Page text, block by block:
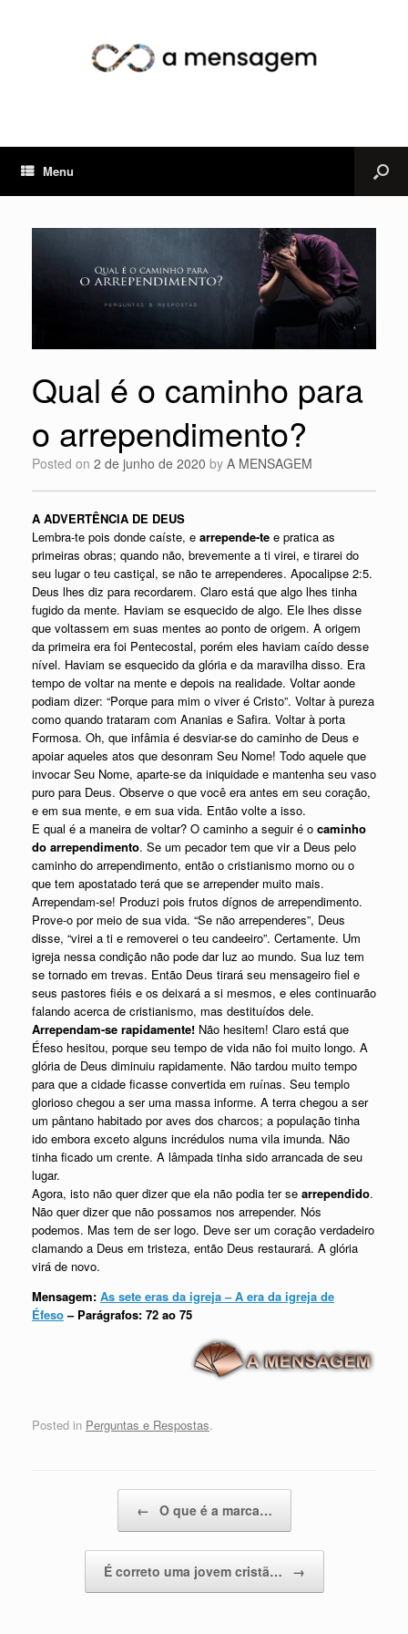
Menu
Qual é o caminho para
o arrependimento?
Posted on 2 de junho de 2020 by A MENSAGEM
A ADVERTÊNCIA DE DEUS
Lembra-te pois donde caíste, e arrepende-te e pratica as
primeiras obras; quando não, brevemente a ti virei, e tirarei do
seu lugar o teu castiçal, se não te arrependeres. Apocalipse 2:5.
Deus lhes diz para recordarem. Claro está que algo lhes tinha
fugido da mente. Haviam se esquecido de algo. Ele lhes disse
que voltassem em suas mentes ao ponto de origem. A origem
da primeira era foi Pentecostal, porém eles haviam caído desse
nível. Haviam se esquecido da glória e da maravilha disso. Era
tempo de voltar na mente e depois na realidade. Voltar aonde
podiam dizer: “Porque para mim o viver é Cristo”. Voltar à pureza
como quando trataram com Ananias e Safira. Voltar à porta
Formosa. Oh, que infâmia é desviar-se do caminho de Deus e
apoiar aqueles atos que desonram Seu Nome! Todo aquele que
invocar Seu Nome, aparte-se da iniquidade e mantenha seu vaso
puro para Deus. Observe o que você era antes em seu coração,
e em sua mente, e em sua vida. Então volte a isso.
E qual é a maneira de voltar? O caminho a seguir é o caminho
do arrependimento. Se um pecador tem que vir a Deus pelo
caminho do arrependimento, então o cristianismo morno ou o
que tem apostatado terá que se arrepender muito mais.
Arrependam-se! Produzi pois frutos dígnos de arrependimento.
Prove-o por meio de sua vida. “Se não arrependeres”, Deus
disse, “virei a ti e removerei o teu candeeiro”. Certamente. Um
igreja nessa condição não pode dar luz ao mundo. Sua luz tem
se tornado em trevas. Então Deus tirará seu mensageiro fiel e
seus pastores fiéis e os deixará a si mesmos, e eles continuarão
falando acerca de cristianismo, mas destituídos dele.
Arrependam-se rapidamente! Não hesitem! Claro está que
Éfeso hesitou, porque seu tempo de vida não foi muito longo. A
glória de Deus diminuiu rapidamente. Não tardou muito tempo
para que a cidade ficasse convertida em ruínas. Seu templo
glorioso chegou a ser uma massa informe. A terra chegou a ser
um pântano habitado por aves dos charcos; a população tinha
ido embora exceto alguns incrédulos numa vila imunda. Não
tinha ficado um crente. A lâmpada tinha sido arrancada de seu
lugar.
Agora, isto não quer dizer que ela não podia ter se arrependido.
Não quer dizer que não possamos nos arrepender. Nós
podemos. Mas tem de ser logo. Deve ser um coração verdadeiro
clamando a Deus em tristeza, então Deus restaurará. A glória
virá de novo.
Mensagem: As sete eras da igreja – A era da igreja de
Éfeso– Parágrafos: 72 ao 75
Posted in Perguntas e Respostas.
← O que é a marca…
É correto uma jovem cristã… →